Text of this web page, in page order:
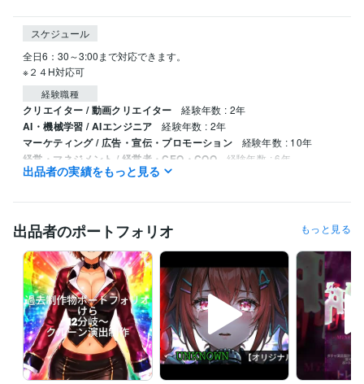
スケジュール
全日6：30～3:00まで対応できます。
※２４H対応可
経験職種
クリエイター / 動画クリエイター 経験年数 : 2年
AI・機械学習 / AIエンジニア 経験年数 : 2年
マーケティング / 広告・宣伝・プロモーション 経験年数 : 10年
経営・マネジメント / 経営者・CEO・COO 経験年数 : 6年
人事 / 制度企画・組織開発 経験年数 : 4年
受賞歴
（2か月目～） ココナラプラチナランク（3か月目～）
ココナラプラ
チナランク（4か月目～） ココナラプラチナランク（5 か月目～）
ココナラプラチナランク（６か月目～） プロクラウドワーカー認定
プログラミング言語・フレームワーク
Google Apps Script:5年HTML:4年Java:3年 JavaScript:3年 Python:5年
VBA:3年Next.js:1年 Node.js:1年Nuxt.js:2年Linux:5年shell:5年
Docker:3年Ubuntu:4年PostgreSQL:2年Git:5年GitLab:3年GitHub:4年
TypeScript:4年Windows Server:1年MySQL:1年
出品者の実績をもっと見る
出品者のポートフォリオ もっと見る